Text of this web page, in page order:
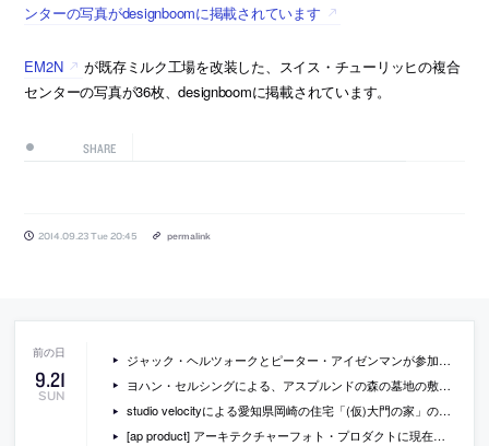
ンターの写真がdesignboomに掲載されています
EM2N
が既存ミルク工場を改装した、スイス・チューリッヒの複合
センターの写真が36枚、designboomに掲載されています。
SHARE
2014.09.23 Tue 20:45 permalink
9.21
SUN
ジャック・ヘルツォークとピーター・アイゼンマンが参加して、コーネル大学で行われたシンポジウムの動画
ヨハン・セルシングによる、アスプルンドの森の墓地の敷地内につくられた新しい火葬場の写真
studio velocityによる愛知県岡崎の住宅「(仮)大門の家」のオープンハウスが開催[2014/9/23]
[ap product] アーキテクチャーフォト・プロダクトに現在掲載されている製品情報一覧（2014/9/22）